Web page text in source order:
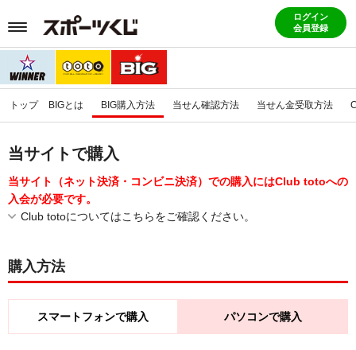
ログイン
会員登録
トップ BIGとは BIG購入方法 当せん確認方法 当せん金受取方法
当サイトで購入
当サイト（ネット決済・コンビニ決済）での購入にはClub totoへの
入会が必要です。
Club totoについてはこちらをご確認ください。
購入方法
スマートフォンで購入 パソコンで購入